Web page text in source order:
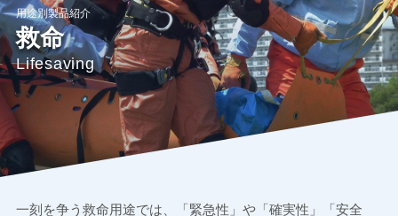
用途別製品紹介
救命
Lifesaving
一刻を争う救命用途では、「緊急性」や「確実性」「安全